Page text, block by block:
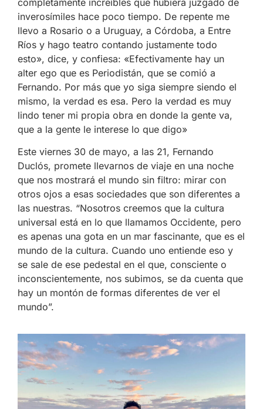
inverosímiles hace poco tiempo. De repente me
llevo a Rosario o a Uruguay, a Córdoba, a Entre
Ríos y hago teatro contando justamente todo
esto», dice, y confiesa: «Efectivamente hay un
alter ego que es Periodistán, que se comió a
Fernando. Por más que yo siga siempre siendo el
mismo, la verdad es esa. Pero la verdad es muy
lindo tener mi propia obra en donde la gente va,
que a la gente le interese lo que digo»
Este viernes 30 de mayo, a las 21, Fernando
Duclós, promete llevarnos de viaje en una noche
que nos mostrará el mundo sin filtro: mirar con
otros ojos a esas sociedades que son diferentes a
las nuestras. “Nosotros creemos que la cultura
universal está en lo que llamamos Occidente, pero
es apenas una gota en un mar fascinante, que es el
mundo de la cultura. Cuando uno entiende eso y
se sale de ese pedestal en el que, consciente o
inconscientemente, nos subimos, se da cuenta que
hay un montón de formas diferentes de ver el
mundo”.